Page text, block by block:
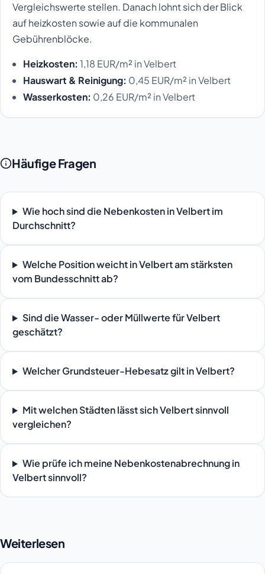
Vergleichswerte stellen. Danach lohnt sich der Blick
auf heizkosten sowie auf die kommunalen
Gebührenblöcke.
Heizkosten: 1,18 EUR/m² in Velbert
Hauswart & Reinigung: 0,45 EUR/m² in Velbert
Wasserkosten: 0,26 EUR/m² in Velbert
Häufige Fragen
Wie hoch sind die Nebenkosten in Velbert im
Durchschnitt?
Welche Position weicht in Velbert am stärksten
vom Bundesschnitt ab?
Sind die Wasser- oder Müllwerte für Velbert
geschätzt?
Welcher Grundsteuer-Hebesatz gilt in Velbert?
Mit welchen Städten lässt sich Velbert sinnvoll
vergleichen?
Wie prüfe ich meine Nebenkostenabrechnung in
Velbert sinnvoll?
Weiterlesen